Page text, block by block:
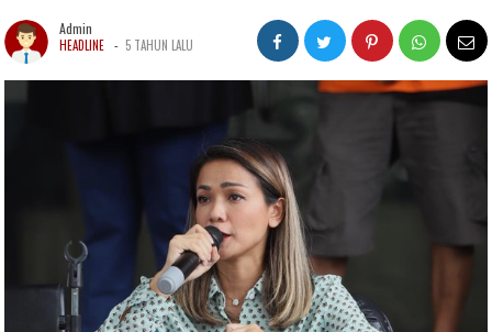
Admin
HEADLINE - 5 TAHUN LALU